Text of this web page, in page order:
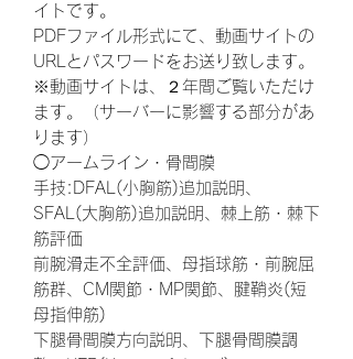
イトです。
PDFファイル形式にて、動画サイトの
URLとパスワードをお送り致します。
※動画サイトは、２年間ご覧いただけ
ます。（サーバーに影響する部分があ
ります）
◯アームライン・骨間膜
手技:DFAL(小胸筋)追加説明、
SFAL(大胸筋)追加説明、棘上筋・棘下
筋評価
前腕滑走不全評価、母指球筋・前腕屈
筋群、CM関節・MP関節、腱鞘炎(短
母指伸筋)
下腿骨間膜方向説明、下腿骨間膜調